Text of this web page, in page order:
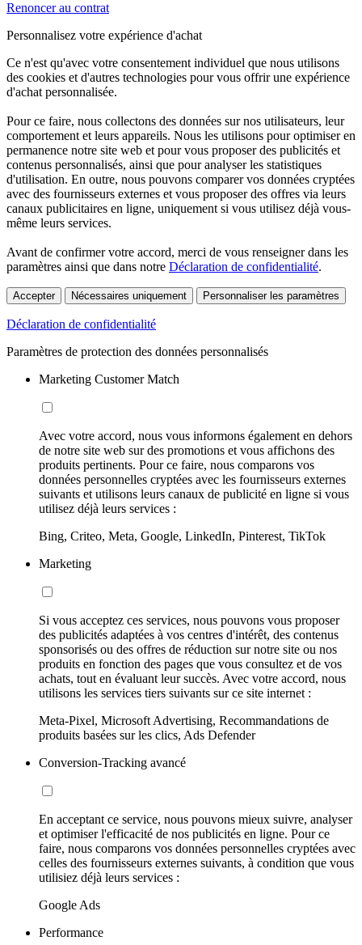
Renoncer au contrat
Personnalisez votre expérience d'achat
Ce n'est qu'avec votre consentement individuel que nous utilisons
des cookies et d'autres technologies pour vous offrir une expérience
d'achat personnalisée.
Pour ce faire, nous collectons des données sur nos utilisateurs, leur
comportement et leurs appareils. Nous les utilisons pour optimiser en
permanence notre site web et pour vous proposer des publicités et
contenus personnalisés, ainsi que pour analyser les statistiques
d'utilisation. En outre, nous pouvons comparer vos données cryptées
avec des fournisseurs externes et vous proposer des offres via leurs
canaux publicitaires en ligne, uniquement si vous utilisez déjà vous-
même leurs services.
Avant de confirmer votre accord, merci de vous renseigner dans les
paramètres ainsi que dans notre Déclaration de confidentialité.
Accepter Nécessaires uniquement Personnaliser les paramètres
Déclaration de confidentialité
Paramètres de protection des données personnalisés
Marketing Customer Match
Avec votre accord, nous vous informons également en dehors
de notre site web sur des promotions et vous affichons des
produits pertinents. Pour ce faire, nous comparons vos
données personnelles cryptées avec les fournisseurs externes
suivants et utilisons leurs canaux de publicité en ligne si vous
utilisez déjà leurs services :
Bing, Criteo, Meta, Google, LinkedIn, Pinterest, TikTok
Marketing
Si vous acceptez ces services, nous pouvons vous proposer
des publicités adaptées à vos centres d'intérêt, des contenus
sponsorisés ou des offres de réduction sur notre site ou nos
produits en fonction des pages que vous consultez et de vos
achats, tout en évaluant leur succès. Avec votre accord, nous
utilisons les services tiers suivants sur ce site internet :
Meta-Pixel, Microsoft Advertising, Recommandations de
produits basées sur les clics, Ads Defender
Conversion-Tracking avancé
En acceptant ce service, nous pouvons mieux suivre, analyser
et optimiser l'efficacité de nos publicités en ligne. Pour ce
faire, nous comparons vos données personnelles cryptées avec
celles des fournisseurs externes suivants, à condition que vous
utilisiez déjà leurs services :
Google Ads
Performance